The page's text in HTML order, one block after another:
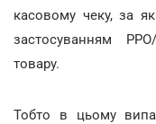
касовому чеку, за
застосуванням
товару.
Тобто в цьому